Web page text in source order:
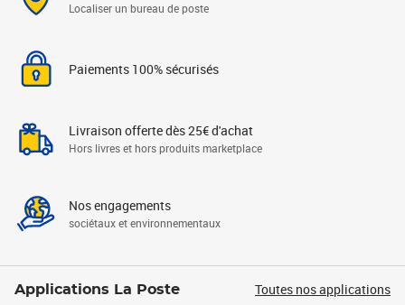
Localiser un bureau de poste
Paiements 100% sécurisés
Livraison offerte dès 25€ d'achat
Hors livres et hors produits marketplace
Nos engagements
sociétaux et environnementaux
Applications La Poste Toutes nos applications